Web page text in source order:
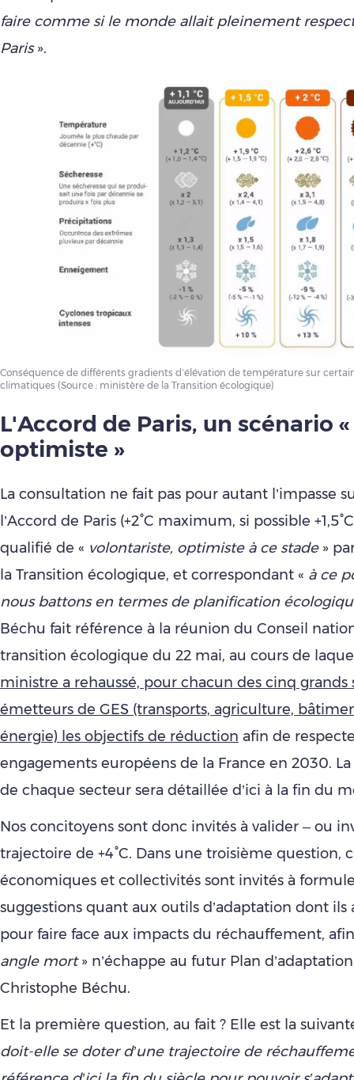
faire comme si le monde allait pleinement
Paris».
Conséquence de différents gradients d’élévation de température sur
climatiques (Source : ministère de la Transition écologique)
L'Accord de Paris, un scénario «
optimiste »
La consultation ne fait pas pour autant l’impasse
l’Accord de Paris (+2°C maximum, si possible
qualifié de « volontariste, optimiste à ce stade»
la Transition écologique, et correspondant « à ce
nous battons en termes de planification
Béchu fait référence à la réunion du Conseil
transition écologique du 22 mai, au cours de
ministre a rehaussé, pour chacun des cinq grands
émetteurs de GES (transports, agriculture,
énergie) les objectifs de réduction afin de
engagements européens de la France en 2030.
de chaque secteur sera détaillée d’ici à la fin du
Nos concitoyens sont donc invités à valider – ou
trajectoire de +4°C. Dans une troisième question,
économiques et collectivités sont invités à
suggestions quant aux outils d’adaptation dont ils
pour faire face aux impacts du réchauffement,
angle mort» n’échappe au futur Plan
Christophe Béchu.
Et la première question, au fait ? Elle est la
doit-elle se doter d’une trajectoire de